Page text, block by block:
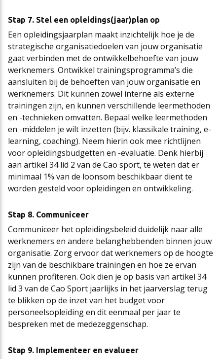
Stap 7. Stel een opleidings(jaar)plan op
Een opleidingsjaarplan maakt inzichtelijk hoe je de
strategische organisatiedoelen van jouw organisatie
gaat verbinden met de ontwikkelbehoefte van jouw
werknemers. Ontwikkel trainingsprogramma’s die
aansluiten bij de behoeften van jouw organisatie en
werknemers. Dit kunnen zowel interne als externe
trainingen zijn, en kunnen verschillende leermethoden
en -technieken omvatten. Bepaal welke leermethoden
en -middelen je wilt inzetten (bijv. klassikale training, e-
learning, coaching). Neem hierin ook mee richtlijnen
voor opleidingsbudgetten en -evaluatie. Denk hierbij
aan artikel 34 lid 2 van de Cao sport, te weten dat er
minimaal 1% van de loonsom beschikbaar dient te
worden gesteld voor opleidingen en ontwikkeling.
Stap 8. Communiceer
Communiceer het opleidingsbeleid duidelijk naar alle
werknemers en andere belanghebbenden binnen jouw
organisatie. Zorg ervoor dat werknemers op de hoogte
zijn van de beschikbare trainingen en hoe ze ervan
kunnen profiteren. Ook dien je op basis van artikel 34
lid 3 van de Cao Sport jaarlijks in het jaarverslag terug
te blikken op de inzet van het budget voor
personeelsopleiding en dit eenmaal per jaar te
bespreken met de medezeggenschap.
Stap 9. Implementeer en evalueer